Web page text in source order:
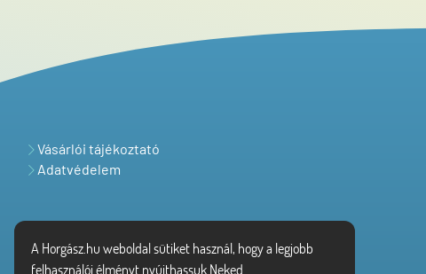
A Horgász.hu weboldal sütiket használ, hogy a legjobb
felhasználói élményt nyújthassuk Neked.
Vásárlói tájékoztató
Adatvédelem